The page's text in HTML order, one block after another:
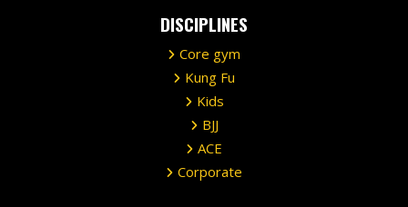
DISCIPLINES
Core gym
Kung Fu
Kids
BJJ
ACE
Corporate